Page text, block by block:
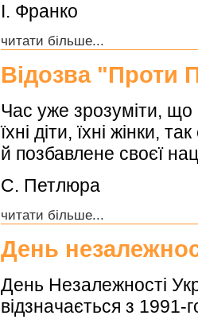
І. Франко
читати більше...
Відозва "Проти
Час уже зрозуміти,
їхні діти, їхні жінки,
й позбавлене своєї
С. Петлюра
читати більше...
День
День Незалежності
відзначається з